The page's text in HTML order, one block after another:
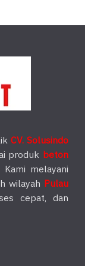
CV. Solusindo
produk beton
melayani
wilayah Pulau
cepat, dan